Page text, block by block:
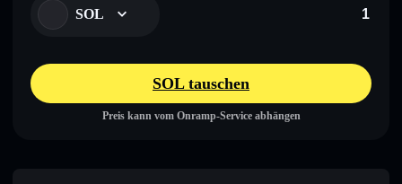
SOL
SOL tauschen
Preis kann vom Onramp-Service abhängen